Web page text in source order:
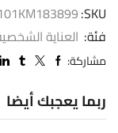
SKU:
فئة: العناية
مشاركة:
ربما يعجبك أيضا